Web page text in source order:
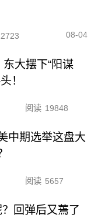
08-04
大摆下“阳谋
！
阅读 19848
中期选举这盘大
阅读 5657
回弹后又蔫了